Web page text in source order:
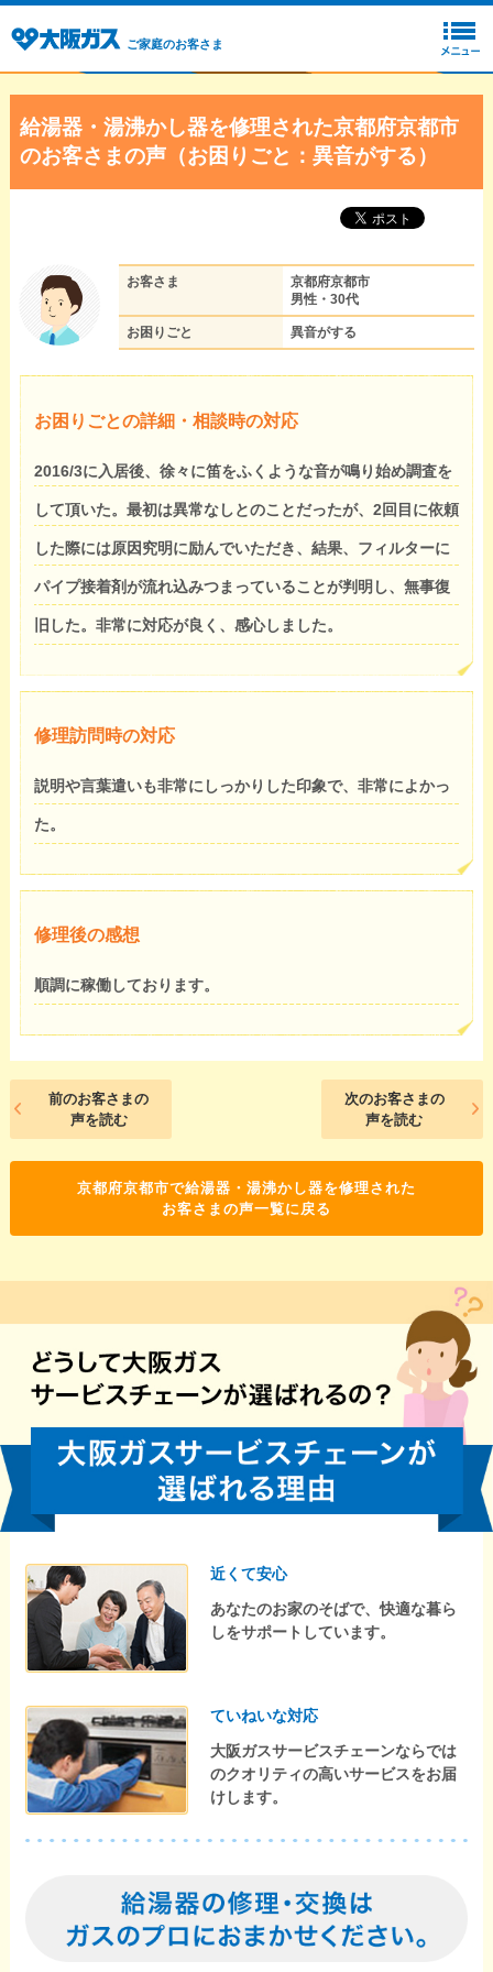
ご家庭のお客さま
給湯器・湯沸かし器を修理された京都府京都市
のお客さまの声（お困りごと：異音がする）
お客さま
京都府京都市
男性・30代
お困りごと 異音がする
お困りごとの詳細・相談時の対応
2016/3に入居後、徐々に笛をふくような音が鳴り始め調査を
して頂いた。最初は異常なしとのことだったが、2回目に依頼
した際には原因究明に励んでいただき、結果、フィルターに
パイプ接着剤が流れ込みつまっていることが判明し、無事復
旧した。非常に対応が良く、感心しました。
修理訪問時の対応
説明や言葉遣いも非常にしっかりした印象で、非常によかっ
た。
修理後の感想
順調に稼働しております。
前のお客さまの
声を読む
次のお客さまの
声を読む
京都府京都市で給湯器・湯沸かし器を修理された
お客さまの声一覧に戻る
近くて安心
あなたのお家のそばで、快適な暮ら
しをサポートしています。
ていねいな対応
大阪ガスサービスチェーンならでは
のクオリティの高いサービスをお届
けします。